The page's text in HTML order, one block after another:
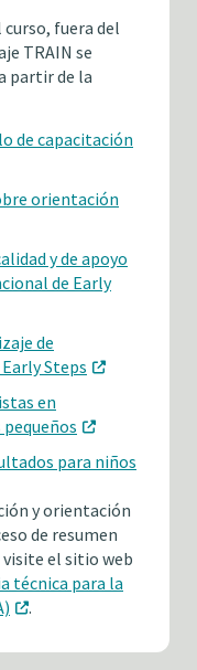
fuera del
TRAIN se
partir de la
de capacitación
orientación
y de apoyo
de Early
de
Steps
en
para niños
y orientación
de resumen
el sitio web
técnica para la
.